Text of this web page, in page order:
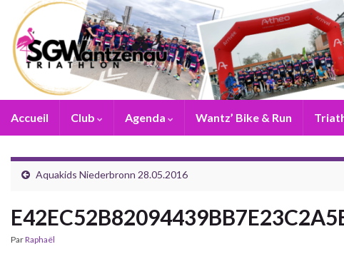
Accueil Club Agenda Wantz’ Bike & Run
Aquakids Niederbronn 28.05.2016
ParRaphaël